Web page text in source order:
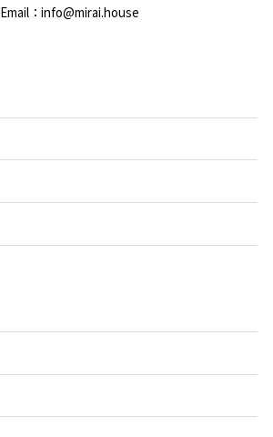
Email：info@mirai.house